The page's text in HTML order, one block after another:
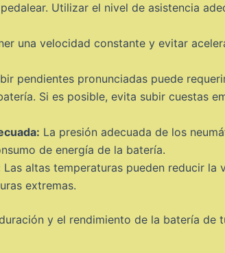
Utilizar el nivel de asistencia
una velocidad constante y evitar
pendientes pronunciadas puede
Si es posible, evita subir cuestas
La presión adecuada de los
de energía de la batería.
Las altas temperaturas pueden reducir
extremas.
y el rendimiento de la batería